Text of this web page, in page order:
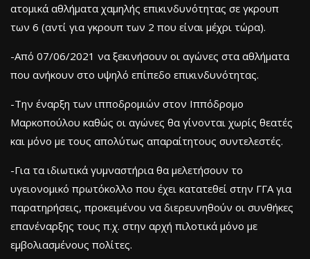
ατομικά αθλήματα χαμηλής επικινδυνότητας σε γκρουπ
των 6 (αντί για γκρουπ των 2 που είναι μέχρι τώρα).
-Από 07/06/2021 να ξεκινήσουν οι αγώνες στα αθλήματα
που ανήκουν στο υψηλό επίπεδο επικινδυνότητας.
-Την έναρξη των ιπποδρομιών στον Ιππόδρομο
Μαρκοπούλου καθώς οι αγώνες θα γίνονται χωρίς θεατές
και μόνο με τους απολύτως απαραίτητους συντελεστές.
-Για τα ιδιωτικά γυμναστήρια θα μελετήσουν το
υγειονομικό πρωτόκολλο που έχει κατατεθεί στην ΓΓΑ για
παρατηρήσεις, προκειμένου να διερευνηθούν οι συνθήκες
επανέναρξης τους π.χ. στην αρχή πιλοτικά μόνο με
εμβολιασμένους πολίτες.